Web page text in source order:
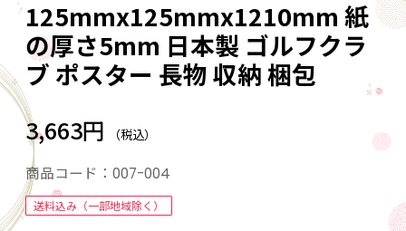
125mmx125mmx1210mm 紙
の厚さ5mm 日本製 ゴルフクラ
ブ ポスター 長物 収納 梱包
3,663円 （税込）
商品コード： 007-004
送料込み（一部地域除く）